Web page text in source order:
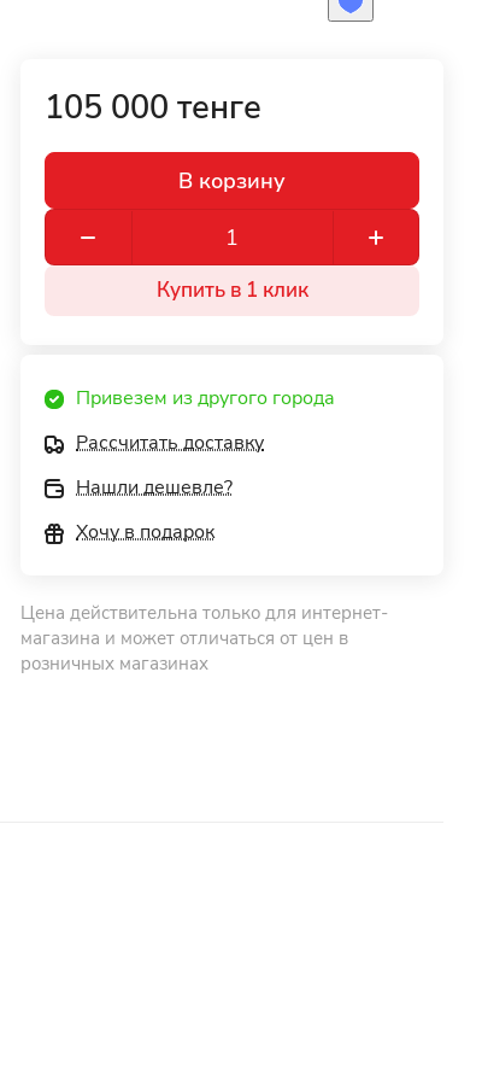
105 000 тенге
В корзину
Купить в 1 клик
Привезем из другого города
Рассчитать доставку
Нашли дешевле?
Хочу в подарок
Цена действительна только для интернет-
магазина и может отличаться от цен в
розничных магазинах